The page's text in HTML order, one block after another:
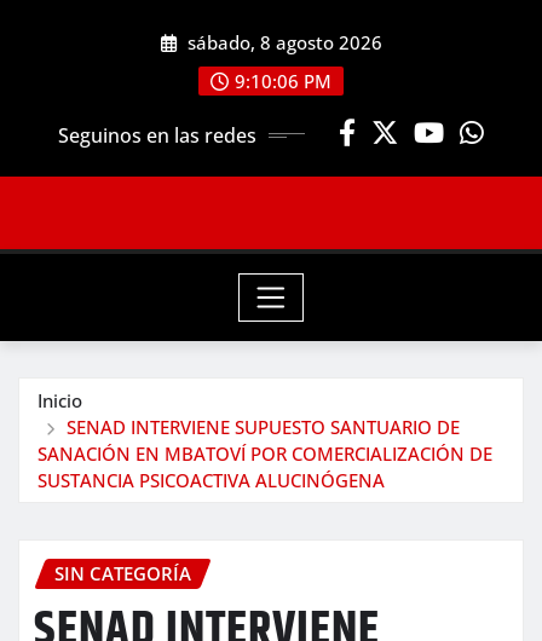
sábado, 8 agosto 2026
9:10:08 PM
Seguinos en las redes
Inicio
SENAD INTERVIENE SUPUESTO SANTUARIO DE
SANACIÓN EN MBATOVÍ POR COMERCIALIZACIÓN DE
SUSTANCIA PSICOACTIVA ALUCINÓGENA
SIN CATEGORÍA